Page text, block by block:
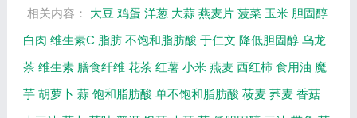
相关内容： 大豆 鸡蛋 洋葱 大蒜 燕麦片 菠菜 玉米 胆固醇
白肉 维生素C 脂肪 不饱和脂肪酸 于仁文 降低胆固醇 乌龙
茶 维生素 膳食纤维 花茶 红薯 小米 燕麦 西红柿 食用油 魔
芋 胡萝卜 蒜 饱和脂肪酸 单不饱和脂肪酸 莜麦 荞麦 香菇